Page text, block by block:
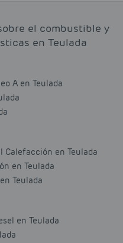
el combustible y
en Teulada
A en Teulada
Calefacción en Teulada
en Teulada
Teulada
en Teulada